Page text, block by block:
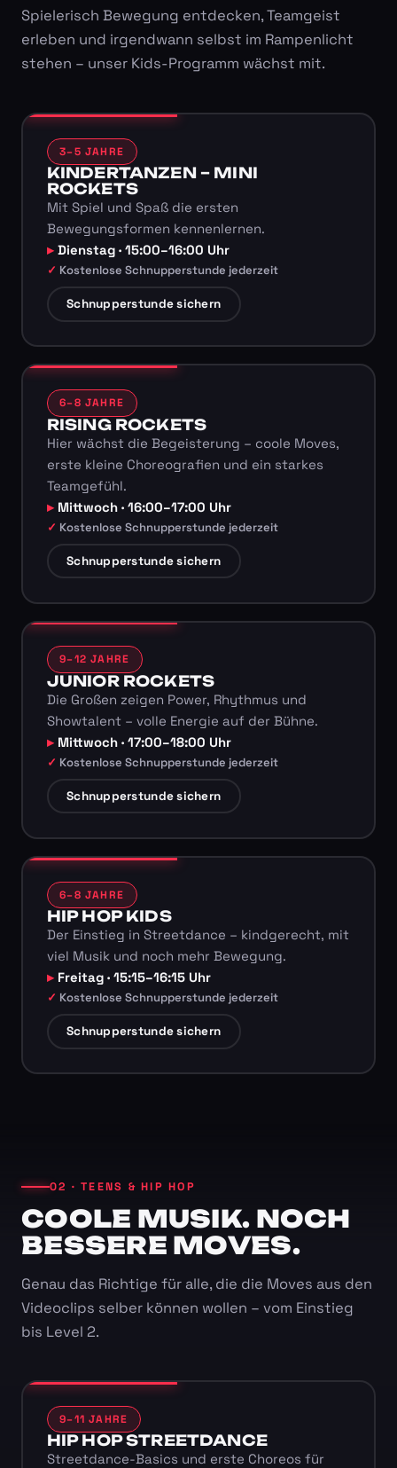
Spielerisch Bewegung entdecken, Teamgeist
erleben und irgendwann selbst im Rampenlicht
stehen – unser Kids-Programm wächst mit.
3–5 JAHRE
KINDERTANZEN – MINI
ROCKETS
Mit Spiel und Spaß die ersten
Bewegungsformen kennenlernen.
Dienstag · 15:00–16:00 Uhr
Kostenlose Schnupperstunde jederzeit
Schnupperstunde sichern
6–8 JAHRE
RISING ROCKETS
Hier wächst die Begeisterung – coole Moves,
erste kleine Choreografien und ein starkes
Teamgefühl.
Mittwoch · 16:00–17:00 Uhr
Kostenlose Schnupperstunde jederzeit
Schnupperstunde sichern
9–12 JAHRE
JUNIOR ROCKETS
Die Großen zeigen Power, Rhythmus und
Showtalent – volle Energie auf der Bühne.
Mittwoch · 17:00–18:00 Uhr
Kostenlose Schnupperstunde jederzeit
Schnupperstunde sichern
6–8 JAHRE
HIP HOP KIDS
Der Einstieg in Streetdance – kindgerecht, mit
viel Musik und noch mehr Bewegung.
Freitag · 15:15–16:15 Uhr
Kostenlose Schnupperstunde jederzeit
Schnupperstunde sichern
02 · TEENS & HIP HOP
COOLE MUSIK. NOCH
BESSERE MOVES.
Genau das Richtige für alle, die die Moves aus den
Videoclips selber können wollen – vom Einstieg
bis Level 2.
9–11 JAHRE
HIP HOP STREETDANCE
Streetdance-Basics und erste Choreos für